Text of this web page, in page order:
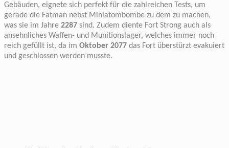
Gebäuden, eignete sich perfekt für die zahlreichen Tests, um
gerade die Fatman nebst Miniatombombe zu dem zu machen,
was sie im Jahre 2287 sind. Zudem diente Fort Strong auch als
ansehnliches Waffen- und Munitionslager, welches immer noch
reich gefüllt ist, da im Oktober 2077 das Fort überstürzt evakuiert
und geschlossen werden musste.